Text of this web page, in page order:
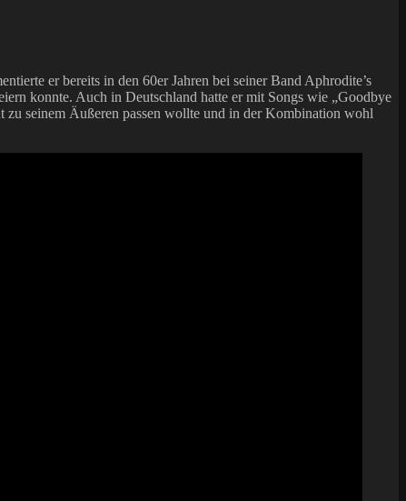
er bereits in den 60er Jahren bei seiner Band Aphrodite’s
konnte. Auch in Deutschland hatte er mit Songs wie „Goodbye
seinem Äußeren passen wollte und in der Kombination wohl